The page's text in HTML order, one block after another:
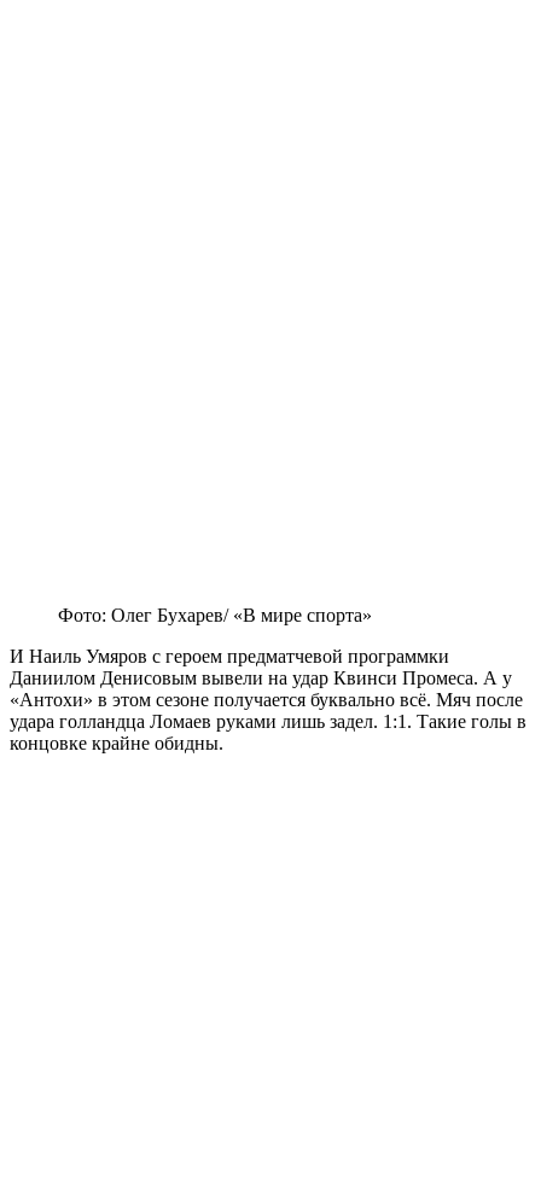
Фото: Олег Бухарев/ «В мире спорта»
И Наиль Умяров с героем предматчевой программки
Даниилом Денисовым вывели на удар Квинси Промеса. А у
«Антохи» в этом сезоне получается буквально всё. Мяч после
удара голландца Ломаев руками лишь задел. 1:1. Такие голы в
концовке крайне обидны.